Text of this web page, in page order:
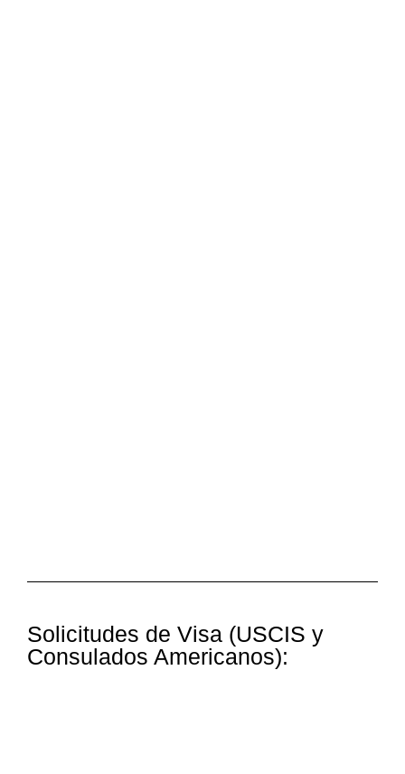
Solicitudes de Visa (USCIS y
Consulados Americanos):